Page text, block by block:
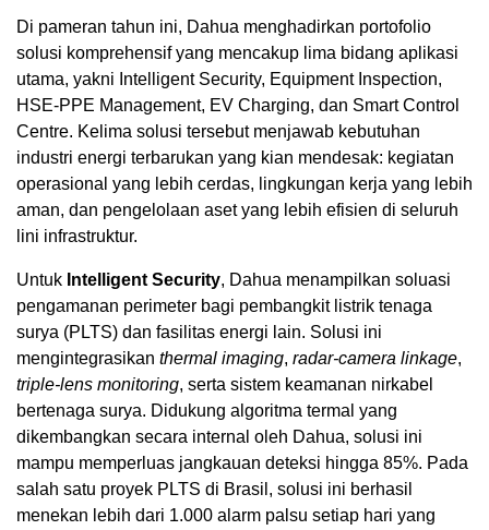
Di pameran tahun ini, Dahua menghadirkan portofolio
solusi komprehensif yang mencakup lima bidang aplikasi
utama, yakni Intelligent Security, Equipment Inspection,
HSE-PPE Management, EV Charging, dan Smart Control
Centre. Kelima solusi tersebut menjawab kebutuhan
industri energi terbarukan yang kian mendesak: kegiatan
operasional yang lebih cerdas, lingkungan kerja yang lebih
aman, dan pengelolaan aset yang lebih efisien di seluruh
lini infrastruktur.
Untuk Intelligent Security, Dahua menampilkan soluasi
pengamanan perimeter bagi pembangkit listrik tenaga
surya (PLTS) dan fasilitas energi lain. Solusi ini
mengintegrasikan thermal imaging, radar-camera linkage,
triple-lens monitoring, serta sistem keamanan nirkabel
bertenaga surya. Didukung algoritma termal yang
dikembangkan secara internal oleh Dahua, solusi ini
mampu memperluas jangkauan deteksi hingga 85%. Pada
salah satu proyek PLTS di Brasil, solusi ini berhasil
menekan lebih dari 1.000 alarm palsu setiap hari yang